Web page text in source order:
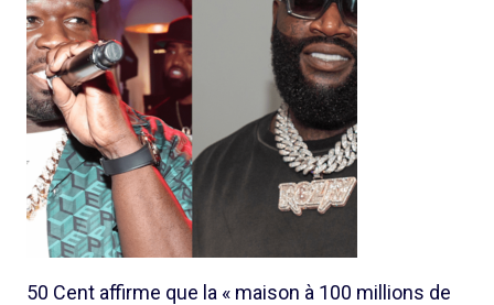
50 Cent affirme que la « maison à 100 millions de